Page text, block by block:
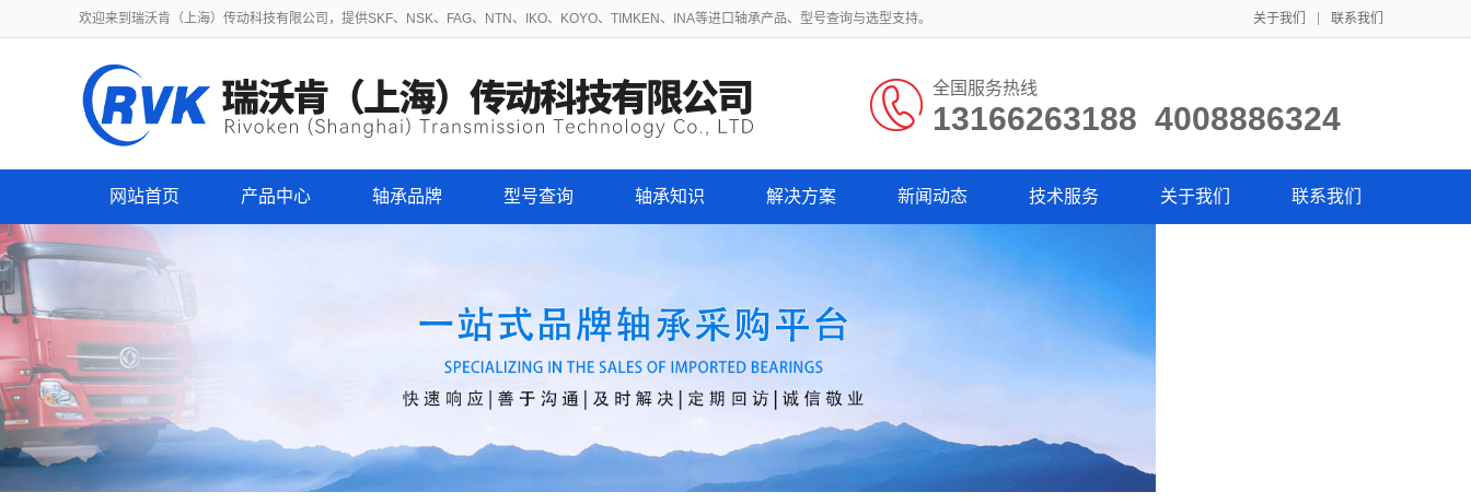
欢迎来到瑞沃肯（上海）传动科技有限公司，提供SKF、NSK、FAG、NTN、IKO、KOYO、TIMKEN、INA等进口轴承产品、型号查询与选型支持。 关于我们 联系我们
全国服务热线
13166263188 4008886324
网站首页 产品中心 轴承品牌 型号查询 轴承知识 解决方案 新闻动态 技术服务 关于我们 联系我们